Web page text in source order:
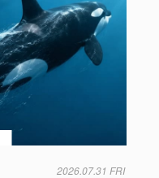
2026.07.31 FRI